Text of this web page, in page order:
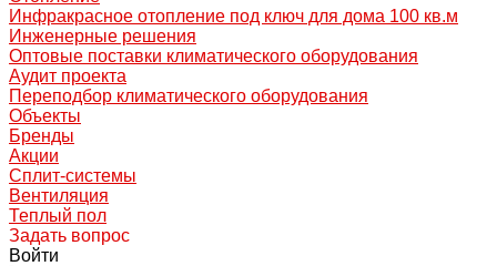
Инфракрасное отопление под ключ для дома 100 кв.м
Инженерные решения
Оптовые поставки климатического оборудования
Аудит проекта
Переподбор климатического оборудования
Объекты
Бренды
Акции
Сплит-системы
Вентиляция
Теплый пол
Задать вопрос
Войти